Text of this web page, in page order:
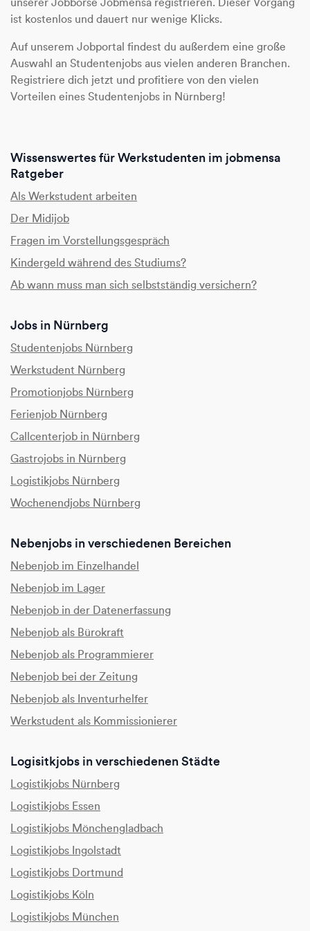
ist kostenlos und dauert nur wenige Klicks.
Auf unserem Jobportal findest du außerdem eine große
Auswahl an Studentenjobs aus vielen anderen Branchen.
Registriere dich jetzt und profitiere von den vielen
Vorteilen eines Studentenjobs in Nürnberg!
Wissenswertes für Werkstudenten im jobmensa
Ratgeber
Als Werkstudent arbeiten
Der Midijob
Fragen im Vorstellungsgespräch
Kindergeld während des Studiums?
Ab wann muss man sich selbstständig versichern?
Jobs in Nürnberg
Studentenjobs Nürnberg
Werkstudent Nürnberg
Promotionjobs Nürnberg
Ferienjob Nürnberg
Callcenterjob in Nürnberg
Gastrojobs in Nürnberg
Logistikjobs Nürnberg
Wochenendjobs Nürnberg
Nebenjobs in verschiedenen Bereichen
Nebenjob im Einzelhandel
Nebenjob im Lager
Nebenjob in der Datenerfassung
Nebenjob als Bürokraft
Nebenjob als Programmierer
Nebenjob bei der Zeitung
Nebenjob als Inventurhelfer
Werkstudent als Kommissionierer
Logisitkjobs in verschiedenen Städte
Logistikjobs Nürnberg
Logistikjobs Essen
Logistikjobs Mönchengladbach
Logistikjobs Ingolstadt
Logistikjobs Dortmund
Logistikjobs Köln
Logistikjobs München